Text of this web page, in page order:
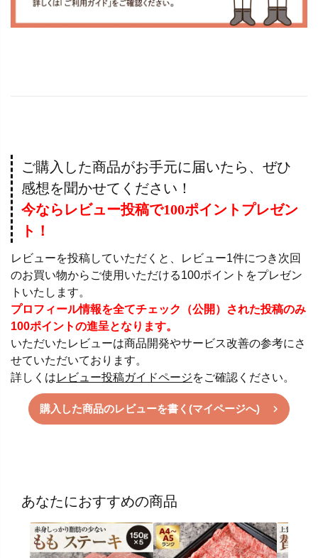
ご購入した商品がお手元に届いたら、ぜひ
感想を聞かせてください！
今ならレビュー投稿で100ポイントプレゼン
ト！
レビューを投稿していただくと、レビュー1件につき次回
のお買い物からご使用いただける100ポイントをプレゼン
トいたします。
プロフィール情報を全てチェック（公開）された投稿のみ
100ポイントの進呈となります。
いただいたレビューは商品開発やサービス改善の参考にさ
せていただいております。
詳しくはレビュー投稿ガイドページをご確認ください。
購入した商品のレビューを書く(マイページへ)
あなたにおすすめの商品